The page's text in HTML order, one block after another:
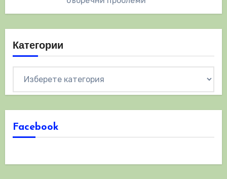
Категории
Facebook